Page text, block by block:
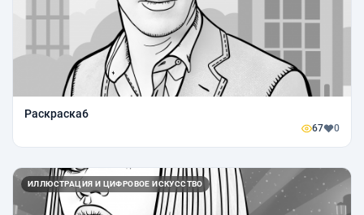
Раскраска6
67 0
ИЛЛЮСТРАЦИЯ И ЦИФРОВОЕ ИСКУССТВО